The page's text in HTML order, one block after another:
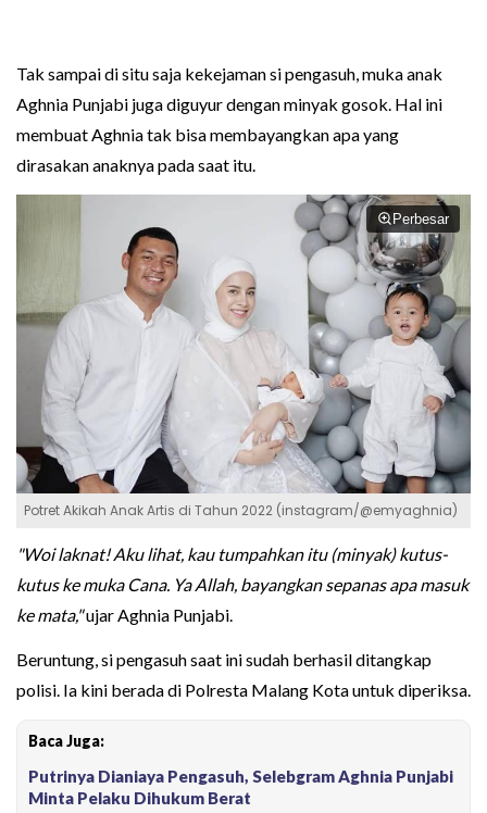
Tak sampai di situ saja kekejaman si pengasuh, muka anak
Aghnia Punjabi juga diguyur dengan minyak gosok. Hal ini
membuat Aghnia tak bisa membayangkan apa yang
dirasakan anaknya pada saat itu.
Perbesar
Potret Akikah Anak Artis di Tahun 2022 (instagram/@emyaghnia)
"Woi laknat! Aku lihat, kau tumpahkan itu (minyak) kutus-
kutus ke muka Cana. Ya Allah, bayangkan sepanas apa masuk
ke mata,"ujar Aghnia Punjabi.
Beruntung, si pengasuh saat ini sudah berhasil ditangkap
polisi. Ia kini berada di Polresta Malang Kota untuk diperiksa.
Baca Juga:
Putrinya Dianiaya Pengasuh, Selebgram Aghnia Punjabi
Minta Pelaku Dihukum Berat